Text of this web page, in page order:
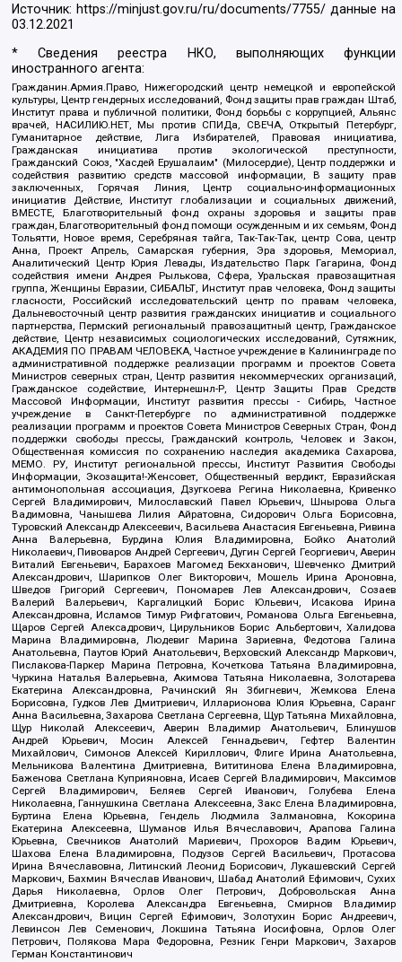
Источник: https://minjust.gov.ru/ru/documents/7755/ данные на
03.12.2021
* Сведения реестра НКО, выполняющих функции
иностранного агента:
Гражданин.Армия.Право, Нижегородский центр немецкой и европейской
культуры, Центр гендерных исследований, Фонд защиты прав граждан Штаб,
Институт права и публичной политики, Фонд борьбы с коррупцией, Альянс
врачей, НАСИЛИЮ.НЕТ, Мы против СПИДа, СВЕЧА, Открытый Петербург,
Гуманитарное действие, Лига Избирателей, Правовая инициатива,
Гражданская инициатива против экологической преступности,
Гражданский Союз, "Хасдей Ерушалаим" (Милосердие), Центр поддержки и
содействия развитию средств массовой информации, В защиту прав
заключенных, Горячая Линия, Центр социально-информационных
инициатив Действие, Институт глобализации и социальных движений,
ВМЕСТЕ, Благотворительный фонд охраны здоровья и защиты прав
граждан, Благотворительный фонд помощи осужденным и их семьям, Фонд
Тольятти, Новое время, Серебряная тайга, Так-Так-Так, центр Сова, центр
Анна, Проект Апрель, Самарская губерния, Эра здоровья, Мемориал,
Аналитический Центр Юрия Левады, Издательство Парк Гагарина, Фонд
содействия имени Андрея Рылькова, Сфера, Уральская правозащитная
группа, Женщины Евразии, СИБАЛЬТ, Институт прав человека, Фонд защиты
гласности, Российский исследовательский центр по правам человека,
Дальневосточный центр развития гражданских инициатив и социального
партнерства, Пермский региональный правозащитный центр, Гражданское
действие, Центр независимых социологических исследований, Сутяжник,
АКАДЕМИЯ ПО ПРАВАМ ЧЕЛОВЕКА, Частное учреждение в Калининграде по
административной поддержке реализации программ и проектов Совета
Министров северных стран, Центр развития некоммерческих организаций,
Гражданское содействие, Интернешнл-Р, Центр Защиты Прав Средств
Массовой Информации, Институт развития прессы - Сибирь, Частное
учреждение в Санкт-Петербурге по административной поддержке
реализации программ и проектов Совета Министров Северных Стран, Фонд
поддержки свободы прессы, Гражданский контроль, Человек и Закон,
Общественная комиссия по сохранению наследия академика Сахарова,
МЕМО. РУ, Институт региональной прессы, Институт Развития Свободы
Информации, Экозащита!-Женсовет, Общественный вердикт, Евразийская
антимонопольная ассоциация, Дзугкоева Регина Николаевна, Кривенко
Сергей Владимирович, Милославский Павел Юрьевич, Шнырова Ольга
Вадимовна, Чанышева Лилия Айратовна, Сидорович Ольга Борисовна,
Туровский Александр Алексеевич, Васильева Анастасия Евгеньевна, Ривина
Анна Валерьевна, Бурдина Юлия Владимировна, Бойко Анатолий
Николаевич, Пивоваров Андрей Сергеевич, Дугин Сергей Георгиевич, Аверин
Виталий Евгеньевич, Барахоев Магомед Бекханович, Шевченко Дмитрий
Александрович, Шарипков Олег Викторович, Мошель Ирина Ароновна,
Шведов Григорий Сергеевич, Пономарев Лев Александрович, Созаев
Валерий Валерьевич, Каргалицкий Борис Юльевич, Исакова Ирина
Александровна, Исламов Тимур Рифгатович, Романова Ольга Евгеньевна,
Щаров Сергей Алексадрович, Цирульников Борис Альбертович, Халидова
Марина Владимировна, Людевиг Марина Зариевна, Федотова Галина
Анатольевна, Паутов Юрий Анатольевич, Верховский Александр Маркович,
Пислакова-Паркер Марина Петровна, Кочеткова Татьяна Владимировна,
Чуркина Наталья Валерьевна, Акимова Татьяна Николаевна, Золотарева
Екатерина Александровна, Рачинский Ян Збигневич, Жемкова Елена
Борисовна, Гудков Лев Дмитриевич, Илларионова Юлия Юрьевна, Саранг
Анна Васильевна, Захарова Светлана Сергеевна, Щур Татьяна Михайловна,
Щур Николай Алексеевич, Аверин Владимир Анатольевич, Блинушов
Андрей Юрьевич, Мосин Алексей Геннадьевич, Гефтер Валентин
Михайлович, Симонов Алексей Кириллович, Флиге Ирина Анатольевна,
Мельникова Валентина Дмитриевна, Вититинова Елена Владимировна,
Баженова Светлана Куприяновна, Исаев Сергей Владимирович, Максимов
Сергей Владимирович, Беляев Сергей Иванович, Голубева Елена
Николаевна, Ганнушкина Светлана Алексеевна, Закс Елена Владимировна,
Буртина Елена Юрьевна, Гендель Людмила Залмановна, Кокорина
Екатерина Алексеевна, Шуманов Илья Вячеславович, Арапова Галина
Юрьевна, Свечников Анатолий Мариевич, Прохоров Вадим Юрьевич,
Шахова Елена Владимировна, Подузов Сергей Васильевич, Протасова
Ирина Вячеславовна, Литинский Леонид Борисович, Лукашевский Сергей
Маркович, Бахмин Вячеслав Иванович, Шабад Анатолий Ефимович, Сухих
Дарья Николаевна, Орлов Олег Петрович, Добровольская Анна
Дмитриевна, Королева Александра Евгеньевна, Смирнов Владимир
Александрович, Вицин Сергей Ефимович, Золотухин Борис Андреевич,
Левинсон Лев Семенович, Локшина Татьяна Иосифовна, Орлов Олег
Петрович, Полякова Мара Федоровна, Резник Генри Маркович, Захаров
Герман Константинович